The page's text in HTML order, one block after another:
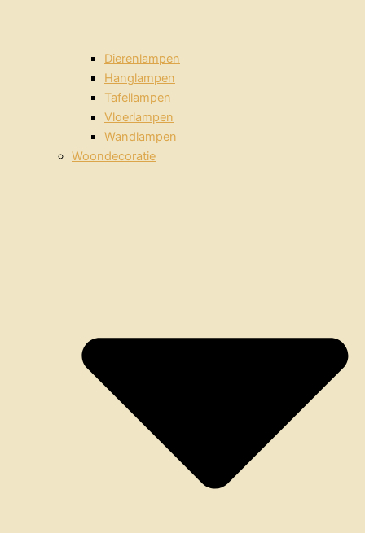
Dierenlampen
Hanglampen
Tafellampen
Vloerlampen
Wandlampen
Woondecoratie